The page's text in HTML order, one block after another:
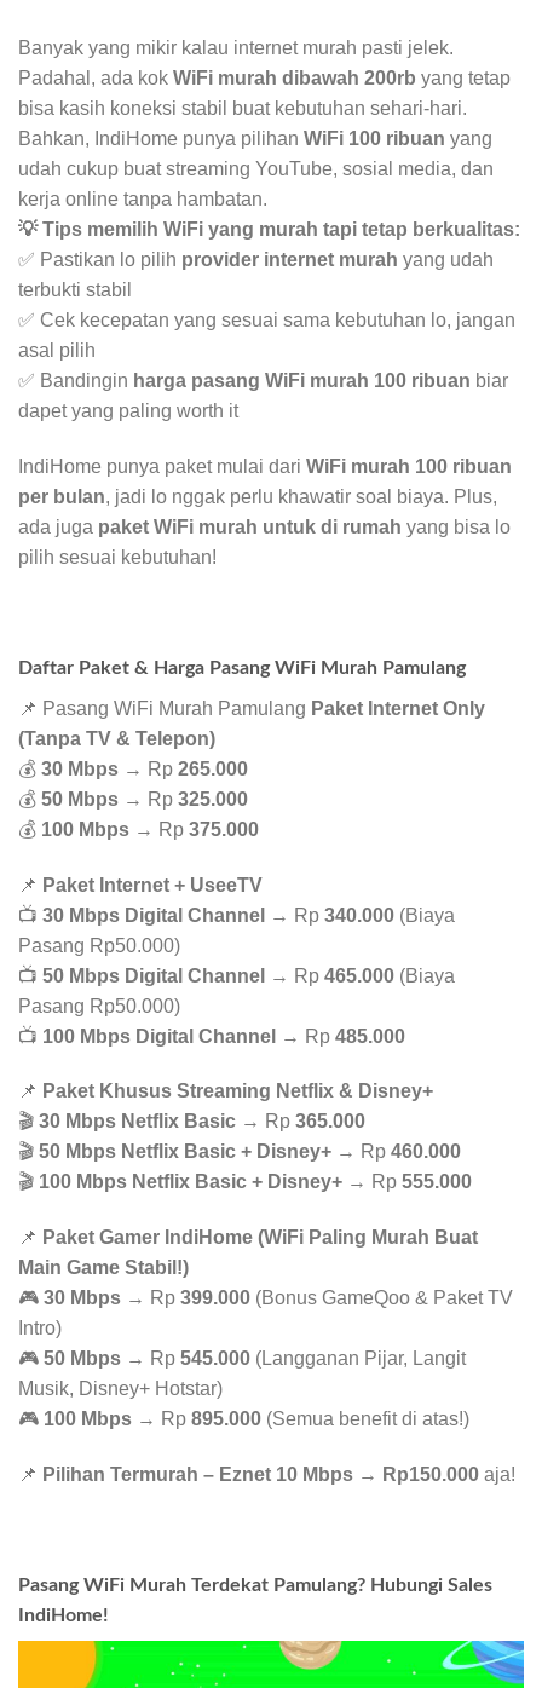
Banyak yang mikir kalau internet murah pasti jelek.
Padahal, ada kok WiFi murah dibawah 200rb yang tetap
bisa kasih koneksi stabil buat kebutuhan sehari-hari.
Bahkan, IndiHome punya pilihan WiFi 100 ribuan yang
udah cukup buat streaming YouTube, sosial media, dan
kerja online tanpa hambatan.
💡 Tips memilih WiFi yang murah tapi tetap berkualitas:
✅ Pastikan lo pilih provider internet murah yang udah
terbukti stabil
✅ Cek kecepatan yang sesuai sama kebutuhan lo, jangan
asal pilih
✅ Bandingin harga pasang WiFi murah 100 ribuan biar
dapet yang paling worth it
IndiHome punya paket mulai dari WiFi murah 100 ribuan
per bulan, jadi lo nggak perlu khawatir soal biaya. Plus,
ada juga paket WiFi murah untuk di rumah yang bisa lo
pilih sesuai kebutuhan!
Daftar Paket & Harga Pasang WiFi Murah Pamulang
📌 Pasang WiFi Murah Pamulang Paket Internet Only
(Tanpa TV & Telepon)
💰 30 Mbps → Rp 265.000
💰 50 Mbps → Rp 325.000
💰 100 Mbps → Rp 375.000
📌 Paket Internet + UseeTV
📺 30 Mbps Digital Channel → Rp 340.000 (Biaya
Pasang Rp50.000)
📺 50 Mbps Digital Channel → Rp 465.000 (Biaya
Pasang Rp50.000)
📺 100 Mbps Digital Channel → Rp 485.000
📌 Paket Khusus Streaming Netflix & Disney+
🎬 30 Mbps Netflix Basic → Rp 365.000
🎬 50 Mbps Netflix Basic + Disney+ → Rp 460.000
🎬 100 Mbps Netflix Basic + Disney+ → Rp 555.000
📌 Paket Gamer IndiHome (WiFi Paling Murah Buat
Main Game Stabil!)
🎮 30 Mbps → Rp 399.000 (Bonus GameQoo & Paket TV
Intro)
🎮 50 Mbps → Rp 545.000 (Langganan Pijar, Langit
Musik, Disney+ Hotstar)
🎮 100 Mbps → Rp 895.000 (Semua benefit di atas!)
📌 Pilihan Termurah – Eznet 10 Mbps → Rp150.000 aja!
Pasang WiFi Murah Terdekat Pamulang? Hubungi Sales
IndiHome!